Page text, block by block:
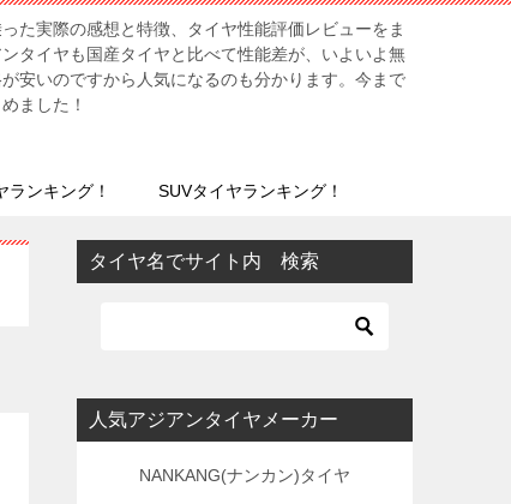
た実際の感想と特徴、タイヤ性能評価レビューをま
タイヤも国産タイヤと比べて性能差が、いよいよ無
安いのですから人気になるのも分かります。今まで
ました！
ランキング！ SUVタイヤランキング！
タイヤ名でサイト内 検索
人気アジアンタイヤメーカー
NANKANG(ナンカン)タイヤ